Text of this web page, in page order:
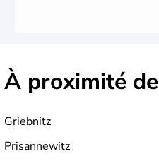
À proximité de
Griebnitz
Prisannewitz